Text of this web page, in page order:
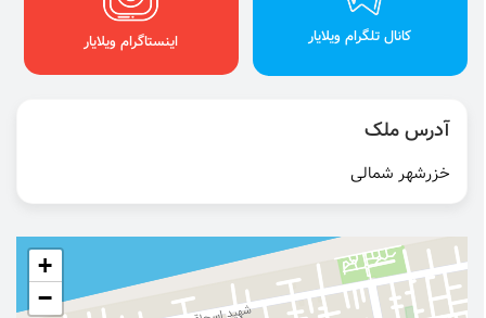
کانال تلگرام ویلایار اینستاگرام ویلایار
آدرس ملک
خزرشهر شمالی
+
−